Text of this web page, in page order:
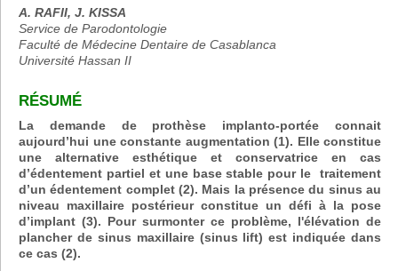
A. RAFII, J. KISSA
Service de Parodontologie
Faculté de Médecine Dentaire de Casablanca
Université Hassan II
RÉSUMÉ
La demande de prothèse implanto-portée connait
aujourd’hui une constante augmentation (1). Elle constitue
une alternative esthétique et conservatrice en cas
d’édentement partiel et une base stable pour le traitement
d’un édentement complet (2). Mais la présence du sinus au
niveau maxillaire postérieur constitue un défi à la pose
d’implant (3). Pour surmonter ce problème, l'élévation de
plancher de sinus maxillaire (sinus lift) est indiquée dans
ce cas (2).